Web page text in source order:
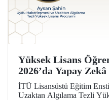
Yüksek Lisans
2026’da Yapay
Bildiri Ödülü
İTÜ Lisansüstü Eğitim
Uzaktan Algılama Tezli